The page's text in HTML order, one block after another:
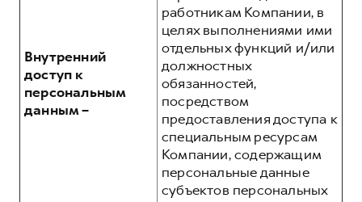
Внутренний
доступ к
персональным
данным –
работникам Компании, в
целях выполнениями ими
отдельных функций и/или
должностных
обязанностей,
посредством
предоставления доступа к
специальным ресурсам
Компании, содержащим
персональные данные
субъектов персональных